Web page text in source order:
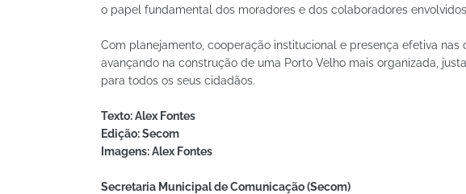
o papel fundamental dos moradores e dos colaboradores
Com planejamento, cooperação institucional e presença efetiva
avançando na construção de uma Porto Velho mais organizada,
para todos os seus cidadãos.
Texto: Alex Fontes
Edição: Secom
Imagens: Alex Fontes
Secretaria Municipal de Comunicação (Secom)